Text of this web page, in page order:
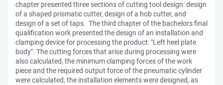
chapter presented three sections of cutting tool design: design
of a shaped prismatic cutter, design of a hob cutter, and
design of a set of taps. The third chapter of the bachelors final
qualification work presented the design of an installation and
clamping device for processing the product: "Left heel plate
body". The cutting forces that arise during processing were
also calculated, the minimum clamping forces of the work
piece and the required output force of the pneumatic cylinder
were calculated, the installation elements were designed, as